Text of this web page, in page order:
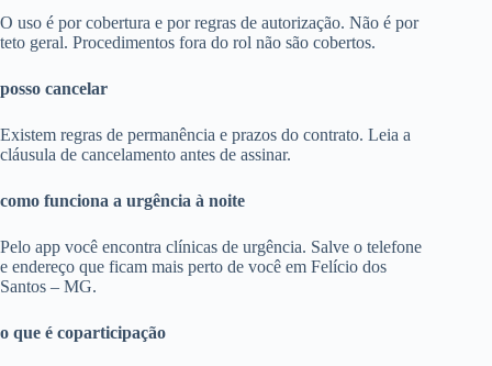
O uso é por cobertura e por regras de autorização. Não é por
teto geral. Procedimentos fora do rol não são cobertos.
posso cancelar
Existem regras de permanência e prazos do contrato. Leia a
cláusula de cancelamento antes de assinar.
como funciona a urgência à noite
Pelo app você encontra clínicas de urgência. Salve o telefone
e endereço que ficam mais perto de você em Felício dos
Santos – MG.
o que é coparticipação